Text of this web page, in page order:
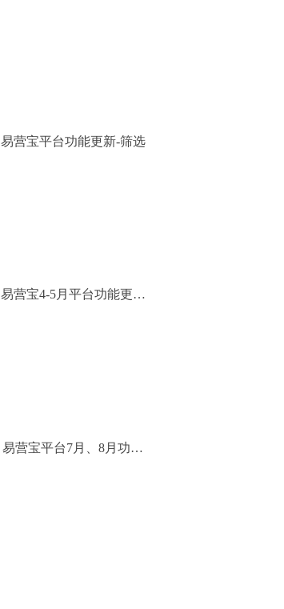
易营宝平台功能更新-筛选
易营宝4-5月平台功能更新
易营宝平台7月、8月功能